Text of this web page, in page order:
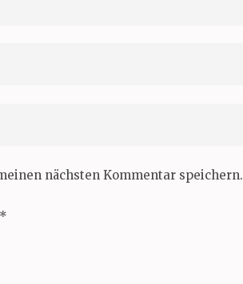
nächsten Kommentar speichern.
*